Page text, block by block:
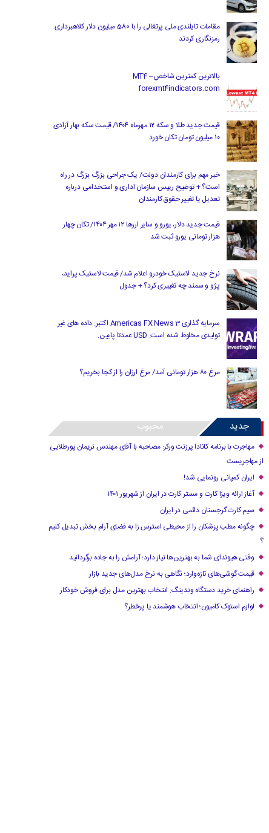
مقامات تایلندی ملی پرتغالی را با 580 میلیون دلار کلاهبرداری
رمزنگاری کردند
بالاترین کمترین شاخص MT4 –
forexmt4indicators.com
قیمت جدید طلا و سکه ۱۲ مهرماه ۱۴۰۴/ قیمت سکه بهار آزادی
۱۰ میلیون تومان تکان خورد
خبر مهم برای کارمندان دولت/ یک جراحی بزرگ بزرگ در راه
است؟ + توضیح رییس سازمان اداری و استخدامی درباره
تعدیل یا تغییر حقوق کارمندان
قیمت جدید دلار، یورو و سایر ارزها ۱۲ مهر ۱۴۰۴/ تکان چهار
هزار تومانی یورو ثبت شد
نرخ جدید لاستیک خودرو اعلام شد/ قیمت لاستیک پراید،
پژو و سمند چه تغییری کرد؟ + جدول
سرمایه گذاری Americas FX News 3 اکتبر: داده های غیر
تولیدی مخلوط شده است. USD عمدتا پایین.
مرغ ۸۰ هزار تومانی آمد/ مرغ ارزان را از کجا بخریم؟
جدید محبوب
مهاجرت با برنامه کانادا پرزنت ورکر: مصاحبه با آقای مهندس نریمان پورطلایی
از مهاجریست
ایران کمپانی رونمایی شد!
آغاز ارائه ویزا کارت و مستر کارت در ایران از شهریور ۱۴۰۱
سیم کارت گرجستان دائمی در ایران
چگونه مطب پزشکان را از محیطی استرس زا به فضای آرام بخش تبدیل کنیم
؟
وقتی هیوندای شما به بهترین‌ها نیاز دارد؛ آرامش را به جاده برگردانید
قیمت گوشی‌های تازه‌وارد؛ نگاهی به نرخ مدل‌های جدید بازار
راهنمای خرید دستگاه وندینگ: انتخاب بهترین مدل برای فروش خودکار
لوازم استوک کامیون؛ انتخاب هوشمند یا پرخطر؟